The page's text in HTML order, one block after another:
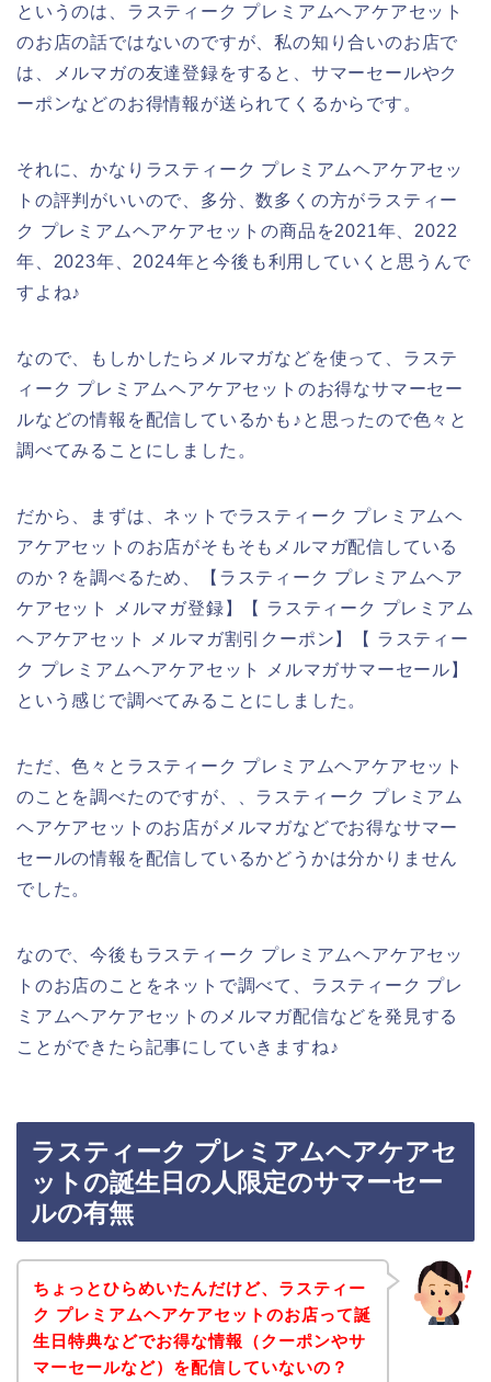
というのは、ラスティーク プレミアムヘアケアセット
のお店の話ではないのですが、私の知り合いのお店で
は、メルマガの友達登録をすると、サマーセールやク
ーポンなどのお得情報が送られてくるからです。
それに、かなりラスティーク プレミアムヘアケアセッ
トの評判がいいので、多分、数多くの方がラスティー
ク プレミアムヘアケアセットの商品を2021年、2022
年、2023年、2024年と今後も利用していくと思うんで
すよね♪
なので、もしかしたらメルマガなどを使って、ラステ
ィーク プレミアムヘアケアセットのお得なサマーセー
ルなどの情報を配信しているかも♪と思ったので色々と
調べてみることにしました。
だから、まずは、ネットでラスティーク プレミアムヘ
アケアセットのお店がそもそもメルマガ配信している
のか？を調べるため、【ラスティーク プレミアムヘア
ケアセット メルマガ登録】【 ラスティーク プレミアム
ヘアケアセット メルマガ割引クーポン】【 ラスティー
ク プレミアムヘアケアセット メルマガサマーセール】
という感じで調べてみることにしました。
ただ、色々とラスティーク プレミアムヘアケアセット
のことを調べたのですが、、ラスティーク プレミアム
ヘアケアセットのお店がメルマガなどでお得なサマー
セールの情報を配信しているかどうかは分かりません
でした。
なので、今後もラスティーク プレミアムヘアケアセッ
トのお店のことをネットで調べて、ラスティーク プレ
ミアムヘアケアセットのメルマガ配信などを発見する
ことができたら記事にしていきますね♪
ラスティーク プレミアムヘアケアセ
ットの誕生日の人限定のサマーセー
ルの有無
ちょっとひらめいたんだけど、ラスティー
ク プレミアムヘアケアセットのお店って誕
生日特典などでお得な情報（クーポンやサ
マーセールなど）を配信していないの？